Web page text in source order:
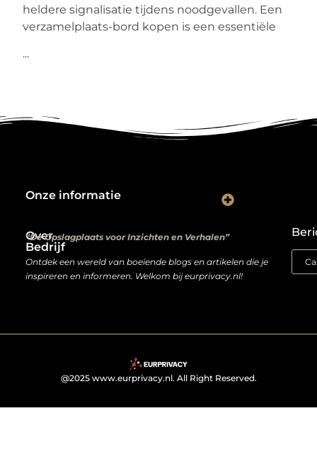
heldere signalisatie tijdens noodgevallen. Een
verzamelplaats-bord kopen is een essentiële
...
Over
Bedrijf
“De Opslagplaats voor Inzichten en Verhalen”
Ontdek een wereld van boeiende blogs en artikelen die je
inspireren en informeren. Welkom bij eurprivacy.nl!
Onze informatie
@2025 www.eurprivacy.nl. All Right Reserved.